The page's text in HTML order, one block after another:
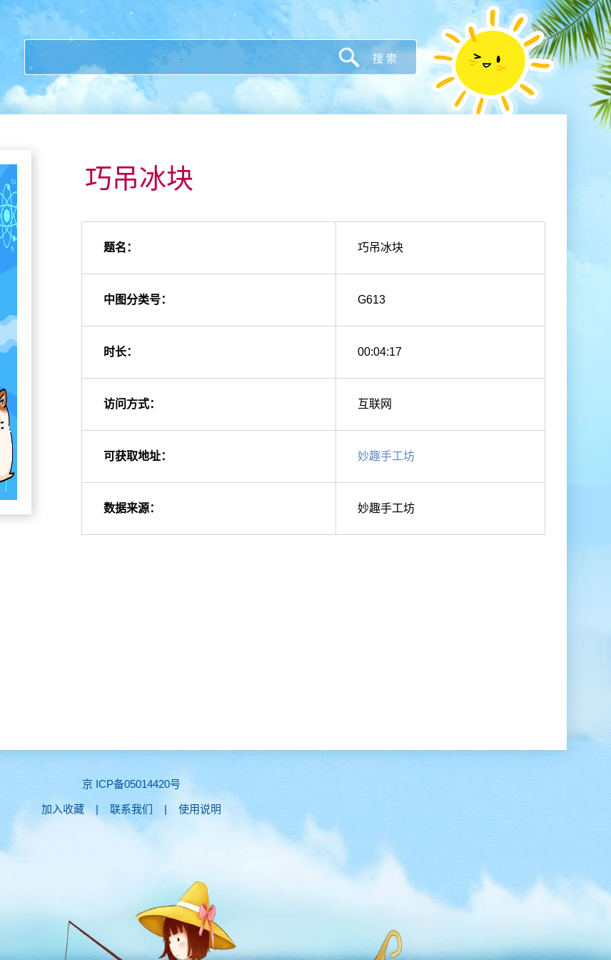
巧吊冰块
题名： 巧吊冰块
中图分类号： G613
时长： 00:04:17
访问方式： 互联网
可获取地址： 妙趣手工坊
数据来源： 妙趣手工坊
京 ICP备05014420号
加入收藏| 联系我们 | 使用说明